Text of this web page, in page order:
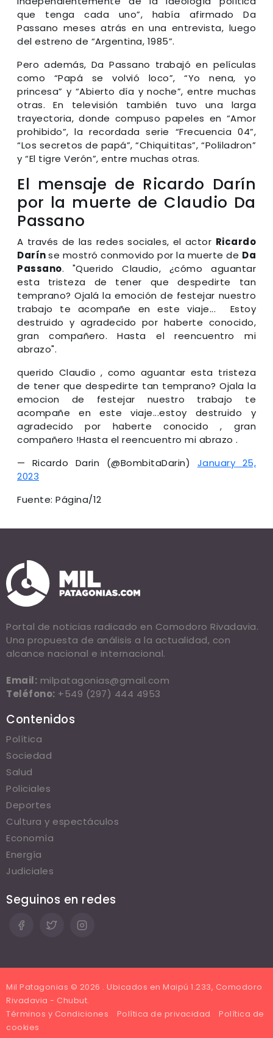
que tenga cada uno”, había afirmado Da
Passano meses atrás en una entrevista, luego
del estreno de “Argentina, 1985”.
Pero además, Da Passano trabajó en películas
como “Papá se volvió loco”, “Yo nena, yo
princesa” y “Abierto día y noche”, entre muchas
otras. En televisión también tuvo una larga
trayectoria, donde compuso papeles en “Amor
prohibido”, la recordada serie “Frecuencia 04”,
“Los secretos de papá”, “Chiquititas”, “Poliladron”
y “El tigre Verón”, entre muchas otras.
El mensaje de Ricardo Darín
por la muerte de Claudio Da
Passano
A través de las redes sociales, el actor Ricardo
Darínse mostró conmovido por la muerte de Da
Passano. "Querido Claudio, ¿cómo aguantar
esta tristeza de tener que despedirte tan
temprano? Ojalá la emoción de festejar nuestro
trabajo te acompañe en este viaje... Estoy
destruido y agradecido por haberte conocido,
gran compañero. Hasta el reencuentro mi
abrazo".
querido Claudio , como aguantar esta tristeza
de tener que despedirte tan temprano? Ojala la
emocion de festejar nuestro trabajo te
acompañe en este viaje...estoy destruido y
agradecido por haberte conocido , gran
compañero !Hasta el reencuentro mi abrazo .
— Ricardo Darin (@BombitaDarin) January 25,
2023
Fuente: Página/12
Portal de noticias radicado en Comodoro Rivadavia.
Una propuesta de análisis a la actualidad, con
alcance nacional e internacional.
Email: milpatagonias@gmail.com
Teléfono: +549 (297) 444 4953
Contenidos
Política
Sociedad
Salud
Policiales
Deportes
Cultura y espectáculos
Economía
Energía
Judiciales
Seguinos en redes
Mil Patagonias © 2026 . Ubicados en Maipú 1.233, Comodoro
Rivadavia - Chubut.
Términos y Condiciones
Política de privacidad
Política de
cookies